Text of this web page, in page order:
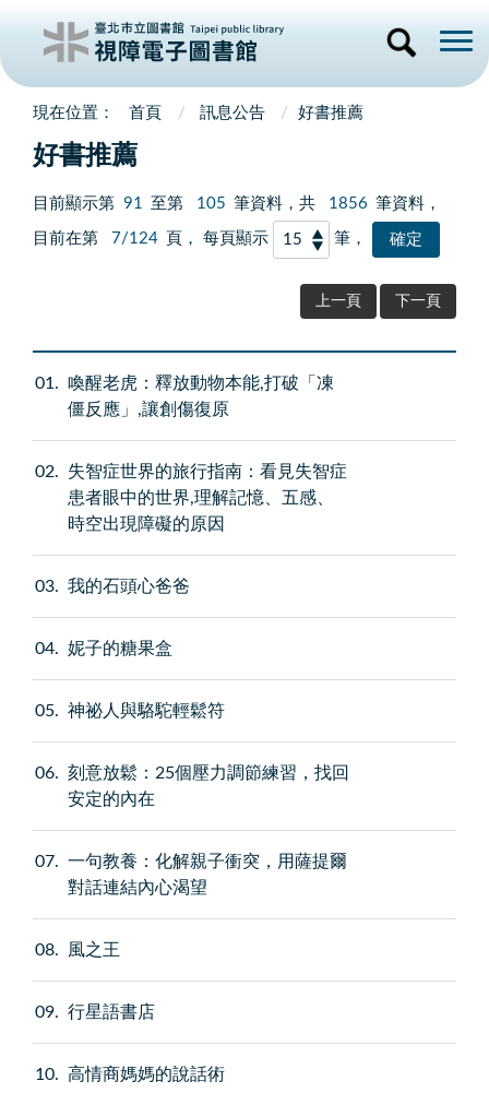
首頁 訊息公告 好書推薦
好書推薦
目前顯示第 91 至第 105 筆資料，共 1856 筆資料，
目前在第 7/124 頁， 每頁顯示 筆，
上一頁 下一頁
01
喚醒老虎：釋放動物本能,打破「凍
僵反應」,讓創傷復原
02
失智症世界的旅行指南：看見失智症
患者眼中的世界,理解記憶、五感、
時空出現障礙的原因
03 我的石頭心爸爸
04 妮子的糖果盒
05 神祕人與駱駝輕鬆符
06
刻意放鬆：25個壓力調節練習，找回
安定的內在
07
一句教養：化解親子衝突，用薩提爾
對話連結內心渴望
08 風之王
09 行星語書店
10 高情商媽媽的說話術